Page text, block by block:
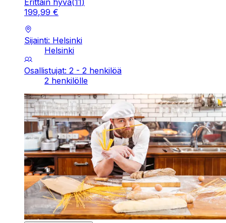
Erittäin hyvä(11)
199,99 €
Sijainti: Helsinki
Helsinki
Osallistujat: 2 - 2 henkilöä
2 henkilölle